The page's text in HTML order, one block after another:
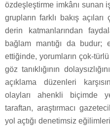
özdeşleştirme imkânı sunan
grupların farklı bakış
derin katmanlarından
bağlam mantığı da
ettiğinde, yorumların çok-
göz tanıklığının
açıklama düzenleri
olayları ahenkli biçimde
taraftan, araştırmacı
yol açtığı denetimsiz